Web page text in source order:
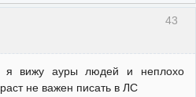
43
я вижу ауры людей и неплохо
не важен писать в ЛС